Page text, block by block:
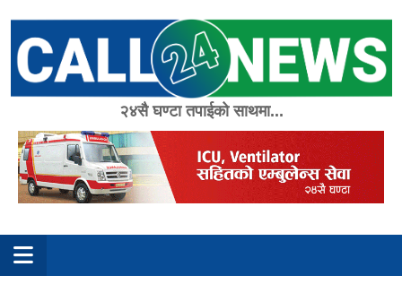
content
२४सै घण्टा तपाईको साथमा...